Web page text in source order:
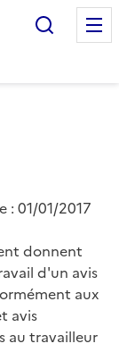
: 01/01/2017
donnent
d'un avis
aux
avis
au travailleur